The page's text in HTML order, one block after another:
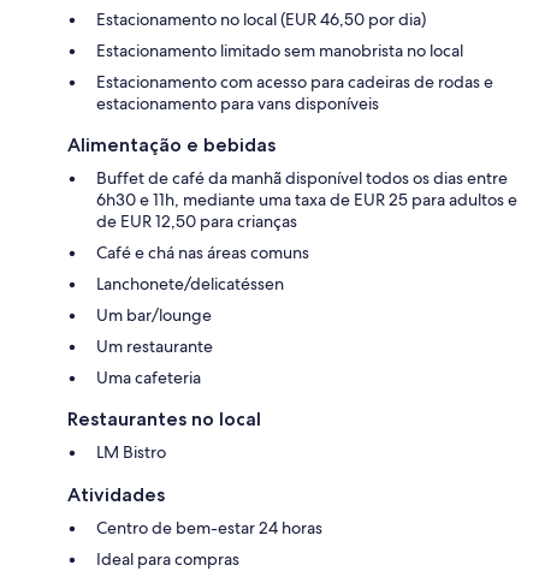
Estacionamento no local (EUR 46,50 por dia)
Estacionamento limitado sem manobrista no local
Estacionamento com acesso para cadeiras de rodas e
estacionamento para vans disponíveis
Alimentação e bebidas
Buffet de café da manhã disponível todos os dias entre
6h30 e 11h, mediante uma taxa de EUR 25 para adultos e
de EUR 12,50 para crianças
Café e chá nas áreas comuns
Lanchonete/delicatéssen
Um bar/lounge
Um restaurante
Uma cafeteria
Restaurantes no local
LM Bistro
Atividades
Centro de bem-estar 24 horas
Ideal para compras